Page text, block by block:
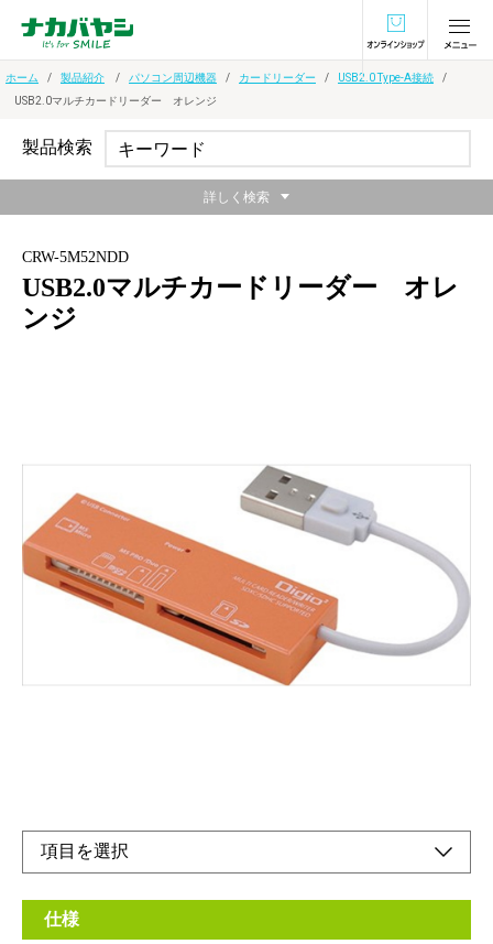
オンラインショ
ホーム 製品紹介 パソコン周辺機器 カードリーダー
USB2.0 Type-A接続
USB2.0マルチカードリーダー オレンジ
CRW-5M52NDD
USB2.0マルチカードリーダー オレ
ンジ
薄いコンパクトサイズ。ケーブルを側面に固定で
きます。
メーカー希望小売価格：
+ 税
仕様
製品検索
詳しく検索